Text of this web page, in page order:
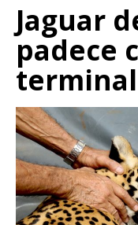
Jaguar
padece
terminal